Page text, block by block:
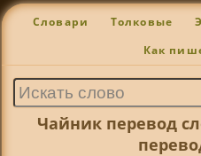
Словари Толковые
Как
Чайник перевод